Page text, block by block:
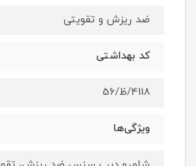
ضد ریزش و تقویتی
کد بهداشتی
4118/ظ/56
ویژگی‌ها